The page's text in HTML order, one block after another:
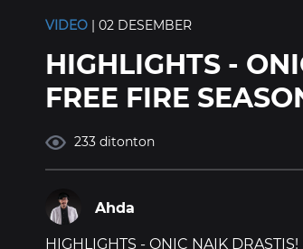
VIDEO | 02 DESEMBER
HIGHLIGHTS -
FREE FIRE
233 ditonton
Ahda
HIGHLIGHTS - ONIC NAIK